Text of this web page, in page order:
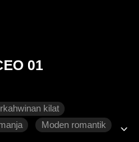
01
kilat
Moden romantik